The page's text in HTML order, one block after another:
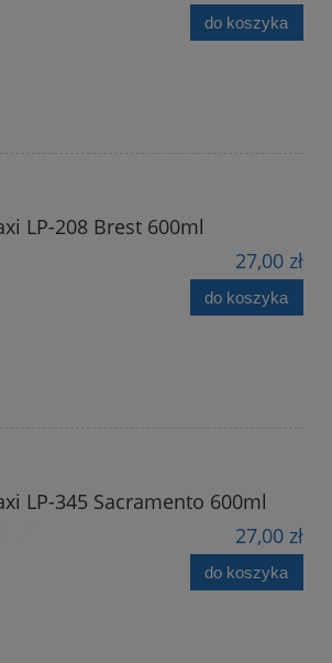
do koszyka
LP-208 Brest 600ml
27,00 zł
do koszyka
LP-345 Sacramento 600ml
27,00 zł
do koszyka